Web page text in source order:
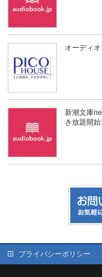
オーディ
新潮文庫
き放題開始
プライバシーポリシー